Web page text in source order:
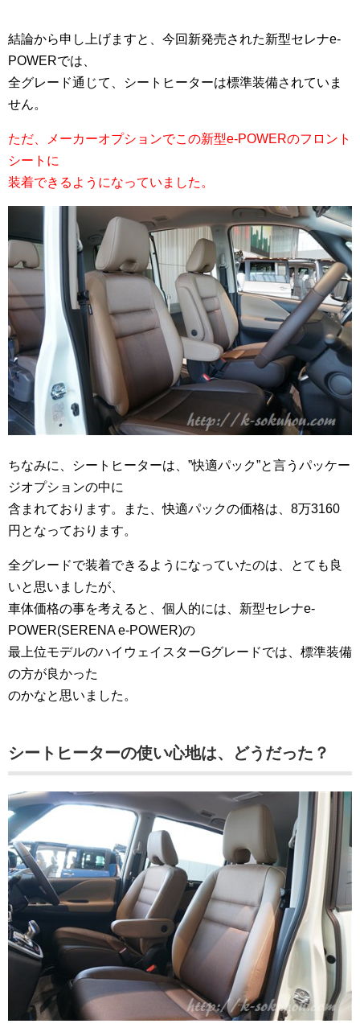
結論から申し上げますと、今回新発売された新型セレナe-
POWERでは、
全グレード通じて、シートヒーターは標準装備されていま
せん。
ただ、メーカーオプションでこの新型e-POWERのフロント
シートに
装着できるようになっていました。
ちなみに、シートヒーターは、”快適パック”と言うパッケー
ジオプションの中に
含まれております。また、快適パックの価格は、8万3160
円となっております。
全グレードで装着できるようになっていたのは、とても良
いと思いましたが、
車体価格の事を考えると、個人的には、新型セレナe-
POWER(SERENA e-POWER)の
最上位モデルのハイウェイスターGグレードでは、標準装備
の方が良かった
のかなと思いました。
シートヒーターの使い心地は、どうだった？